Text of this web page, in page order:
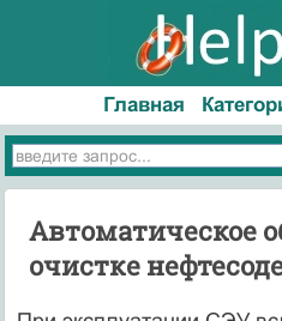
Главная
Автоматическое
очистке